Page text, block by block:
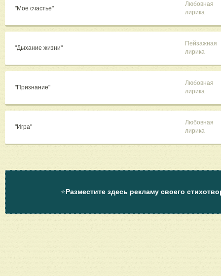
"Мое счастье"
Любовная
лирика
"Дыхание жизни"
Пейзажная
лирика
"Признание"
Любовная
лирика
"Игра"
Любовная
лирика
⭐Разместите здесь рекламу своего